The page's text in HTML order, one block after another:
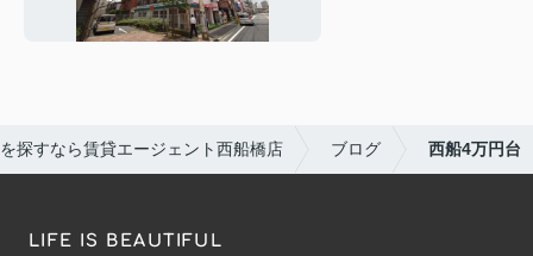
探すなら賃貸エージェント西船橋店 ブログ 西船4万円台
LIFE IS BEAUTIFUL